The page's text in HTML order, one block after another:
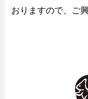
おりますので、ご